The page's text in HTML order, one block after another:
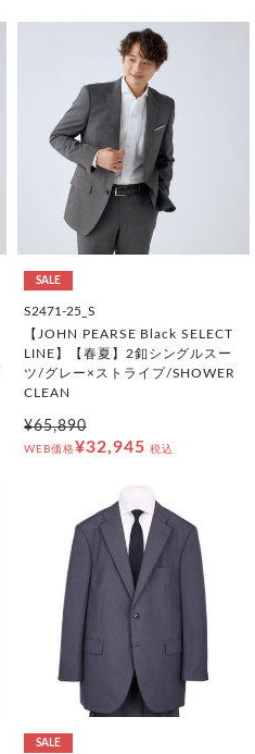
SALE
S2471-25_S
【JOHN PEARSE Black SELECT
LINE】【春夏】2釦シングルスー
ツ/グレー×ストライプ/SHOWER
CLEAN
¥65,890
WEB価格¥32,945 税込
SALE